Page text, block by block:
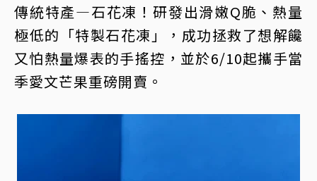
傳統特產—石花凍！研發出滑嫩Q脆、熱量
極低的「特製石花凍」，成功拯救了想解饞
又怕熱量爆表的手搖控，並於6/10起攜手當
季愛文芒果重磅開賣。